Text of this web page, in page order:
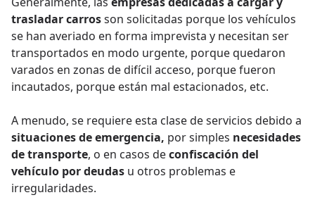
trasladar carrosson solicitadas porque los vehículos
se han averiado en forma imprevista y necesitan ser
transportados en modo urgente, porque quedaron
varados en zonas de difícil acceso, porque fueron
incautados, porque están mal estacionados, etc.
A menudo, se requiere esta clase de servicios debido a
situaciones de emergencia, por simples necesidades
de transporte, o en casos deconfiscación del
vehículo por deudas u otros problemas e
irregularidades.